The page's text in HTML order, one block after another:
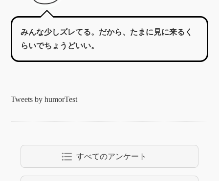
みんな少しズレてる。だから、たまに見に来るく
らいでちょうどいい。
Tweets by humorTest
format_list_bulleted すべてのアンケート